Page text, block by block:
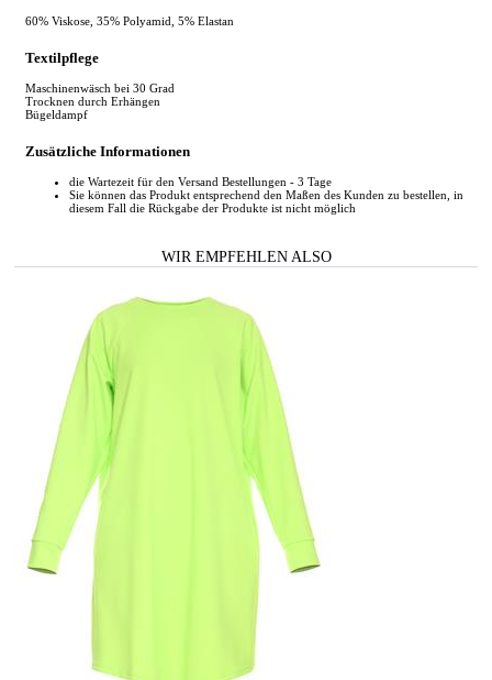
60% Viskose, 35% Polyamid, 5% Elastan
Textilpflege
Maschinenwäsch bei 30 Grad
Trocknen durch Erhängen
Bügeldampf
Zusätzliche Informationen
die Wartezeit für den Versand Bestellungen - 3 Tage
Sie können das Produkt entsprechend den Maßen des Kunden zu bestellen, in
diesem Fall die Rückgabe der Produkte ist nicht möglich
WIR EMPFEHLEN ALSO